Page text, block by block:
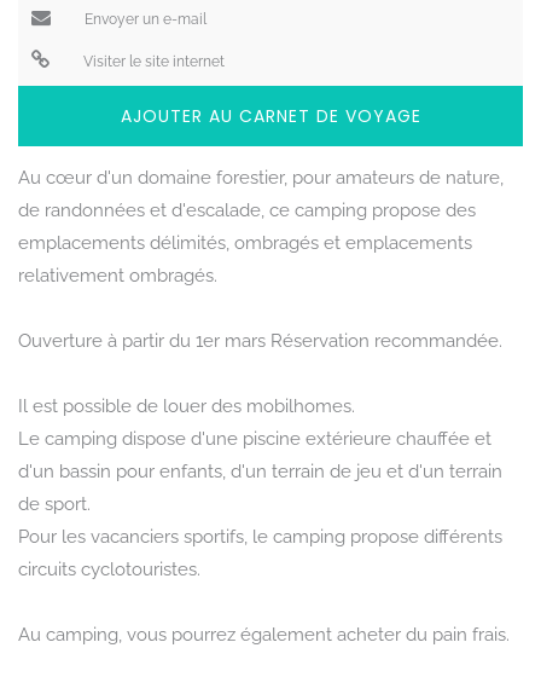
Envoyer un e-mail
Visiter le site internet
AJOUTER AU CARNET DE VOYAGE
Au cœur d'un domaine forestier, pour amateurs de nature,
de randonnées et d'escalade, ce camping propose des
emplacements délimités, ombragés et emplacements
relativement ombragés.
Ouverture à partir du 1er mars Réservation recommandée.
Il est possible de louer des mobilhomes.
Le camping dispose d'une piscine extérieure chauffée et
d'un bassin pour enfants, d'un terrain de jeu et d'un terrain
de sport.
Pour les vacanciers sportifs, le camping propose différents
circuits cyclotouristes.
Au camping, vous pourrez également acheter du pain frais.